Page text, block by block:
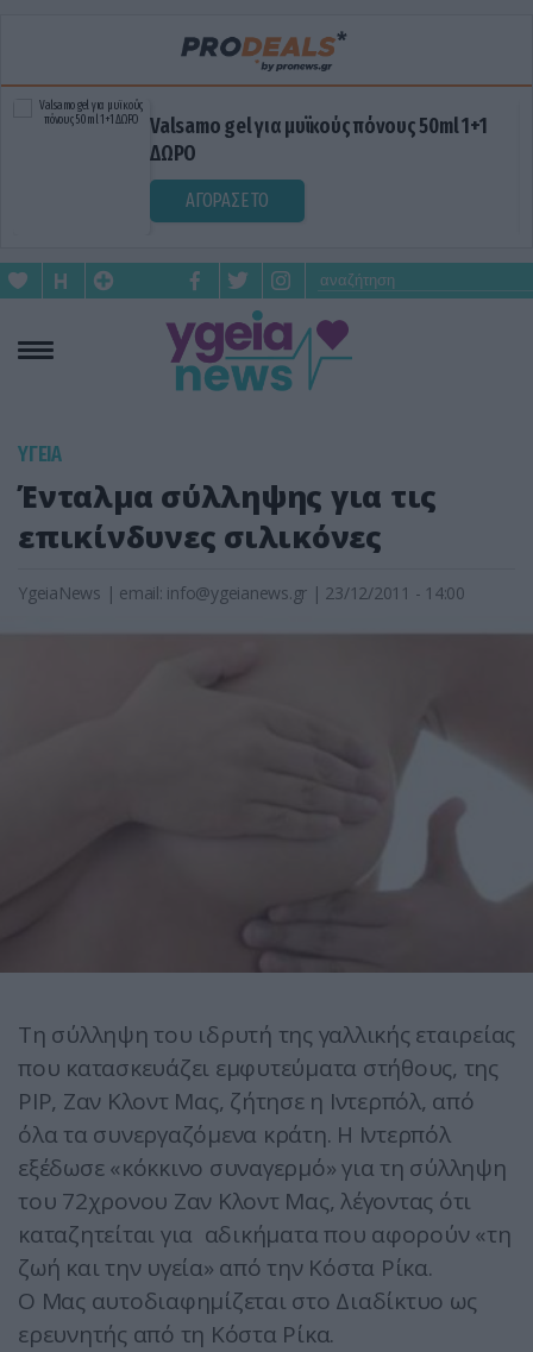
Valsamo gel για μυϊκούς πόνους 50ml 1+1
ΔΩΡΟ
ΑΓΟΡΑΣΕ ΤΟ
ΥΓΕΙΑ
Ένταλμα σύλληψης για τις
επικίνδυνες σιλικόνες
YgeiaNews | email: info@ygeianews.gr | 23/12/2011 - 14:00
Τη σύλληψη του ιδρυτή της γαλλικής εταιρείας
που κατασκευάζει εμφυτεύματα στήθους, της
PIP, Ζαν Κλοντ Μας, ζήτησε η Ιντερπόλ, από
όλα τα συνεργαζόμενα κράτη. Η Ιντερπόλ
εξέδωσε «κόκκινο συναγερμό» για τη σύλληψη
του 72χρονου Ζαν Κλοντ Μας, λέγοντας ότι
καταζητείται για αδικήματα που αφορούν «τη
ζωή και την υγεία» από την Κόστα Ρίκα.
Ο Μας αυτοδιαφημίζεται στο Διαδίκτυο ως
ερευνητής από τη Κόστα Ρίκα.